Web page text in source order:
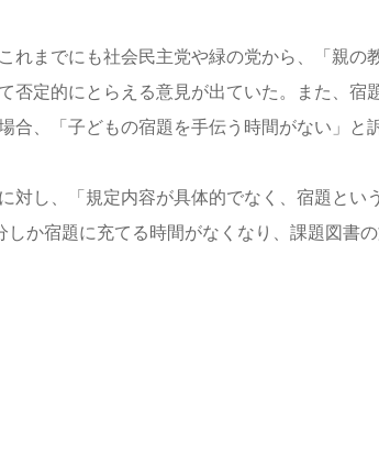
れまでにも社会民主党や緑の党から、「親の
否定的にとらえる意見が出ていた。また、宿
合、「子どもの宿題を手伝う時間がない」と
対し、「規定内容が具体的でなく、宿題とい
しか宿題に充てる時間がなくなり、課題図書